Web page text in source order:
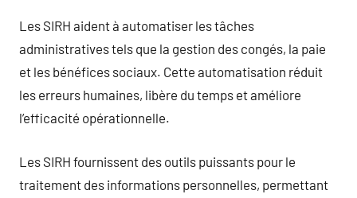
Les SIRH aident à automatiser les tâches
administratives tels que la gestion des congés, la paie
et les bénéfices sociaux. Cette automatisation réduit
les erreurs humaines, libère du temps et améliore
l’efficacité opérationnelle.
Les SIRH fournissent des outils puissants pour le
traitement des informations personnelles, permettant